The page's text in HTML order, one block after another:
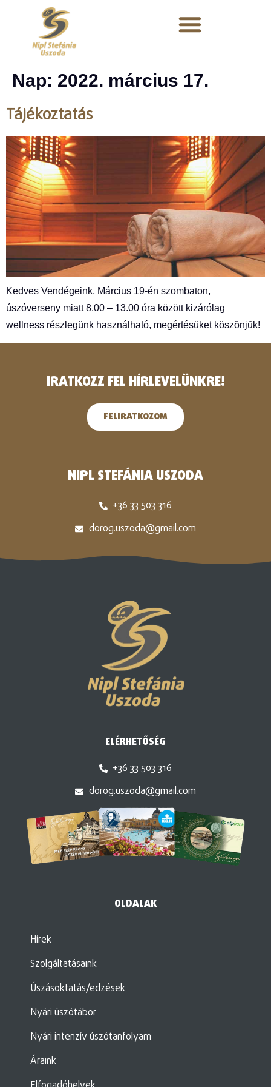
Nap: 2022. március 17.
Tájékoztatás
Kedves Vendégeink, Március 19-én szombaton,
úszóverseny miatt 8.00 – 13.00 óra között kizárólag
wellness részlegünk használható, megértésüket köszönjük!
IRATKOZZ FEL HÍRLEVELÜNKRE!
FELIRATKOZOM
NIPL STEFÁNIA USZODA
+36 33 503 316
dorog.uszoda@gmail.com
ELÉRHETŐSÉG
+36 33 503 316
dorog.uszoda@gmail.com
OLDALAK
Hírek
Szolgáltatásaink
Úszásoktatás/edzések
Nyári úszótábor
Nyári intenzív úszótanfolyam
Áraink